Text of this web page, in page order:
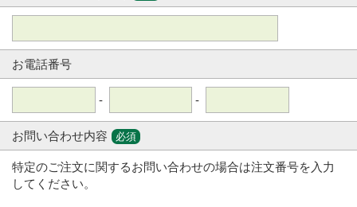
お電話番号
- -
お問い合わせ内容 必須
特定のご注文に関するお問い合わせの場合は注文番号を入力
してください。